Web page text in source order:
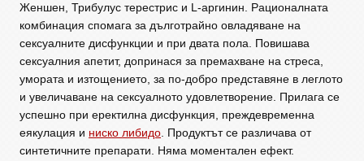
Женшен, Трибулус терестрис и L-аргинин. Рационалната
комбинация спомага за дълготрайно овладяване на
сексуалните дисфункции и при двата пола. Повишава
сексуалния апетит, допринася за премахване на стреса,
умората и изтощението, за по-добро представяне в леглото
и увеличаване на сексуалното удовлетворение. Прилага се
успешно при еректилна дисфункция, преждевременна
еякулация и ниско либидо. Продуктът се различава от
синтетичните препарати. Няма моментален ефект.